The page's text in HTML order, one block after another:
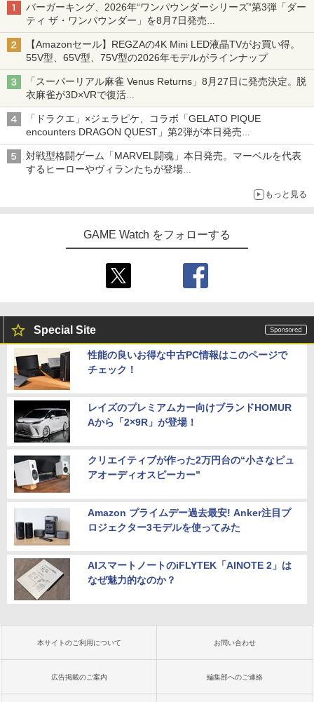
バーガーキング、2026年“ワンパウンダーシリーズ”第3弾「ダー
ティ ザ・ワンパウンダー」を8月7日発売
「特製ガーリックマヨソース」を使用した超大型チーズバーガー
【Amazonセール】REGZAの4K Mini LED液晶TVがお買い得。
55V型、65V型、75V型の2026年モデルがラインナップ
「スーパーリアル麻雀 Venus Returns」8月27日に発売決定。脱
衣麻雀が3D×VRで復活
発売から2週間は20%オフになるセールが実施
「ドラクエ」×ジェラピケ、コラボ「GELATO PIQUE
encounters DRAGON QUEST」第2弾が本日発売
アイスカップに入ったスライムやわたぼう、ベビーサタンなどが
オリジナルアートで登場
対戦型格闘ゲーム「MARVEL闘魂」本日発売。マーベルを代表
するヒーローやヴィランたちが登場
もっと見る
GAME Watch をフォローする
Special Site
性能の良いお得な中古PC情報はこのページで
チェック！
レイズのプレミアムカー向けブランドHOMUR
Aから「2×9R」が登場！
クリエイティブが作った2万円台の“小さなピュ
アオーディオスピーカー”
Amazon プライムデー過去最安! Anker注目プ
ロジェクター3モデルを使ってみた
AIスマートノートのiFLYTEK「AINOTE 2」は
なぜ魅力的なのか？
本サイトのご利用について お問い合わせ
広告掲載のご案内 編集部へのご連絡